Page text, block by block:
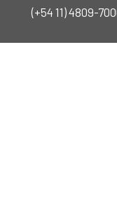
(+54 11) 4809-